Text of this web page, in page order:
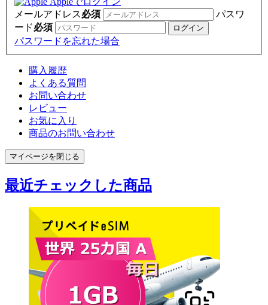
メールアドレス必須
パスワ
ード必須
パスワードを忘れた場合
購入履歴
よくある質問
お問い合わせ
レビュー
お気に入り
商品のお問い合わせ
マイページを閉じる
最近チェックした商品